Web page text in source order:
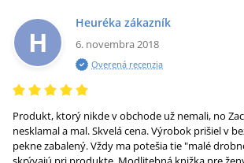
H
Heuréka zákazník
6. novembra 2018
Overená recenzia
Produkt, ktorý nikde v obchode už nemali, no
nesklamal a mal. Skvelá cena. Výrobok prišiel v
pekne zabalený. Vždy ma potešia tie "malé